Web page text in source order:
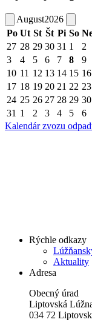
August2026
Po Ut St Št Pi So
27 28 29 30 31 1
2
3
4 5 6 7 8
9
10 11 12 13 14 15 16
17 18 19 20 21 22 23
24 25 26 27 28 29 30
31 1 2 3 4 5
6
Kalendár zvozu
Rýchle odkazy
Aktuality
Adresa
Obecný úrad
Liptovská
034 72